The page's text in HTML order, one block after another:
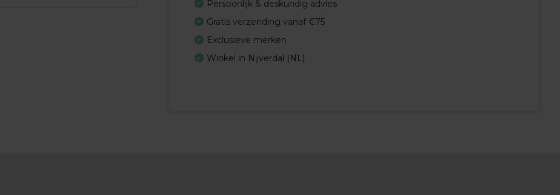
Persoonlijk & deskundig advies
Gratis verzending vanaf €75
Exclusieve merken
Winkel in Nijverdal (NL)